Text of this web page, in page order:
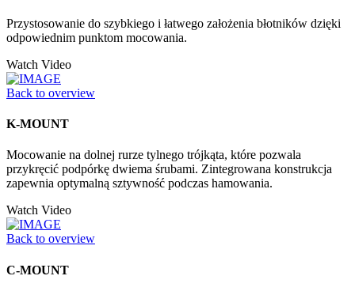
Przystosowanie do szybkiego i łatwego założenia błotników dzięki
odpowiednim punktom mocowania.
Watch Video
Back to overview
K-MOUNT
Mocowanie na dolnej rurze tylnego trójkąta, które pozwala
przykręcić podpórkę dwiema śrubami. Zintegrowana konstrukcja
zapewnia optymalną sztywność podczas hamowania.
Watch Video
Back to overview
C-MOUNT